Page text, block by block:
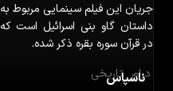
ناسپاس
جریان این فیلم سینمایی مربوط به
داستان گاو بنی اسرائیل است که
در قرآن سوره بقره ذکر شده.
درام تاریخی